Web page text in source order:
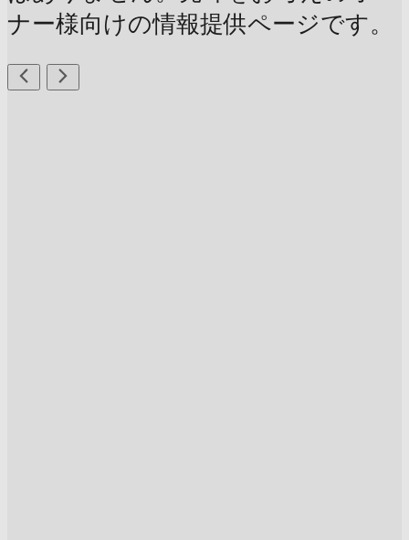
ナー様向けの情報提供ページです。